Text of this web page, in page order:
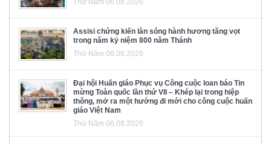
Thứ Năm 06.08.2026
Assisi chứng kiến làn sóng hành hương tăng vọt
trong năm kỷ niệm 800 năm Thánh
Thứ Năm 06.08.2026
Đại hội Huấn giáo Phục vụ Công cuộc loan báo Tin
mừng Toàn quốc lần thứ VII – Khép lại trong hiệp
thông, mở ra một hướng đi mới cho công cuộc huấn
giáo Việt Nam
Thứ Năm 06.08.2026